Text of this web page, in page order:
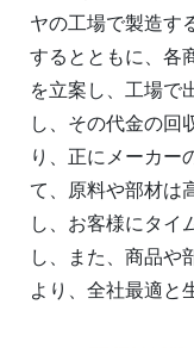
ヤの工場で製造す
するとともに、各
を立案し、工場で
し、その代金の回
り、正にメーカー
て、原料や部材は
し、お客様にタイ
し、また、商品や
より、全社最適と